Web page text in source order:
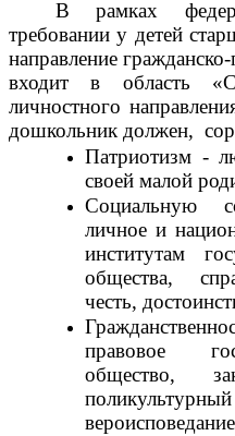
В рамках
требовании у детей
направление
входит в область
личностного
дошкольник должен,
Патриотизм -
своей малой
Социальную
личное и
институтам
общества,
честь,
правовое
общество,